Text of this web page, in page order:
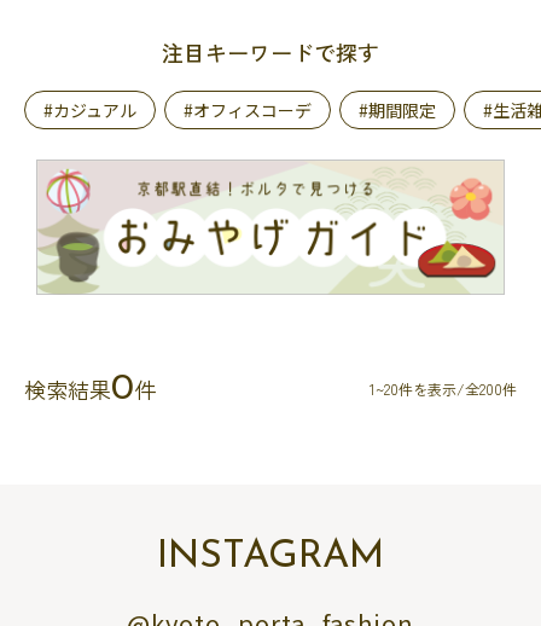
注目キーワードで探す
#カジュアル #オフィスコーデ #期間限定 #生活
検索結果0件 1~20件を表示/全200件
INSTAGRAM